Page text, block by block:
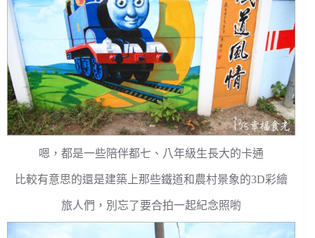
嗯，都是一些陪伴都七、八年級生長大的卡通
比較有意思的還是建築上那些鐵道和農村景象的3D彩繪
旅人們，別忘了要合拍一起紀念照喲